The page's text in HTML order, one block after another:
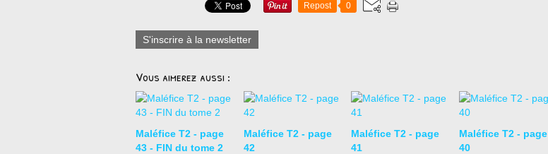
Repost 0
S'inscrire à la newsletter
Vous aimerez aussi :
Maléfice T2 - page
43 - FIN du tome 2
Maléfice T2 - page
42
Maléfice T2 - page
41
Maléfice T2 - page
40